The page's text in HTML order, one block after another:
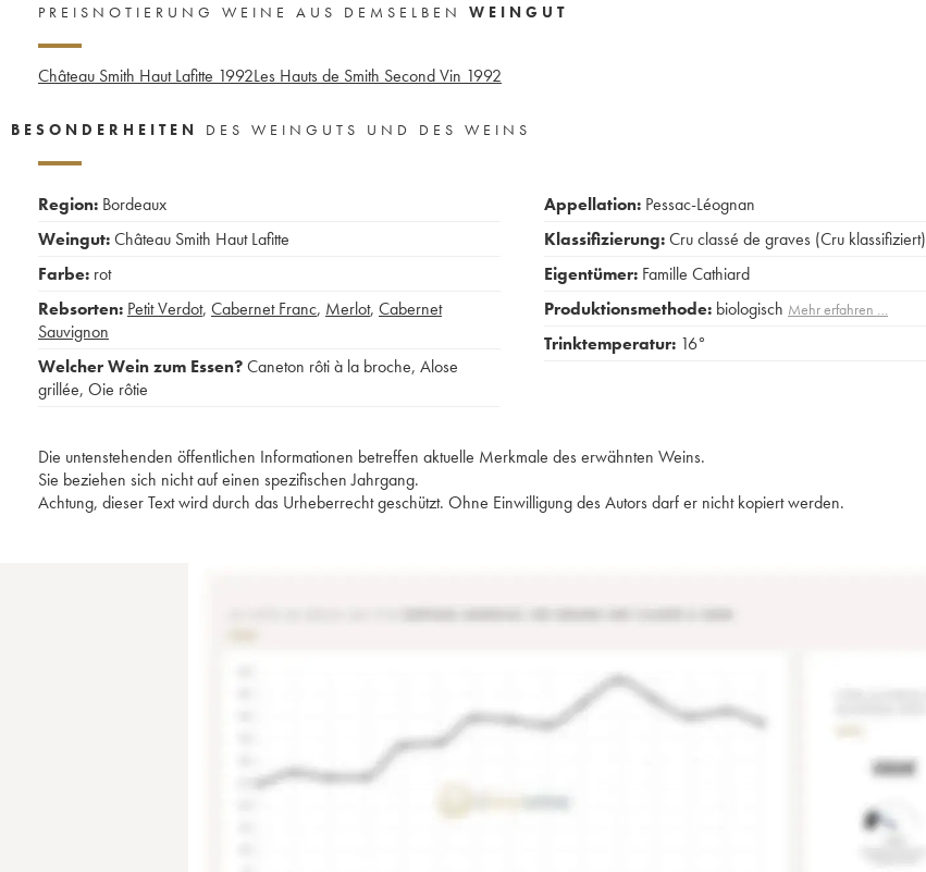
PREISNOTIERUNG WEINE AUS DEMSELBEN WEINGUT
Château Smith Haut Lafitte 1992Les Hauts de Smith Second Vin 1992
BESONDERHEITEN DES WEINGUTS UND DES WEINS
Region: Bordeaux
Weingut:Château Smith Haut Lafitte
Farbe: rot
Rebsorten: Petit Verdot, Cabernet Franc, Merlot, Cabernet
Sauvignon
Welcher Wein zum Essen?Caneton rôti à la broche, Alose
grillée, Oie rôtie
Appellation: Pessac-Léognan
Klassifizierung:Cru classé de graves (Cru klassifiziert)
Eigentümer: Famille Cathiard
Produktionsmethode: biologisch Mehr erfahren …
Trinktemperatur: 16°
Die untenstehenden öffentlichen Informationen betreffen aktuelle Merkmale des erwähnten Weins.
Sie beziehen sich nicht auf einen spezifischen Jahrgang.
Achtung, dieser Text wird durch das Urheberrecht geschützt. Ohne Einwilligung des Autors darf er nicht kopiert werden.